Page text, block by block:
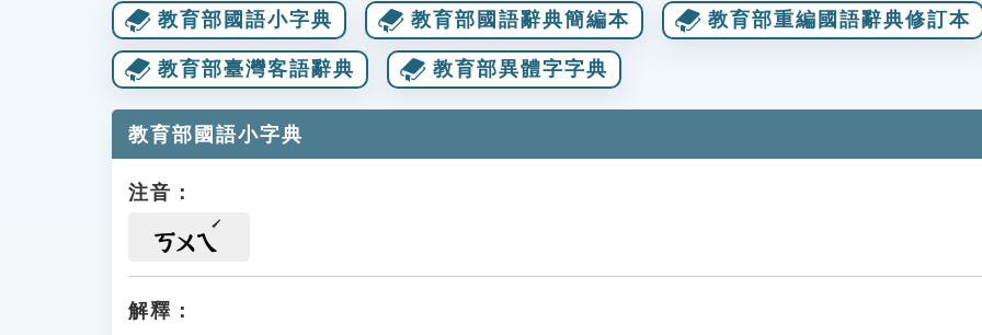
教育部國語小字典 教育部國語辭典簡編本 教育部重編國語辭典修訂本
教育部臺灣客語辭典 教育部異體字字典
教育部國語小字典
注音：
ㄎㄨㄟ
解釋：